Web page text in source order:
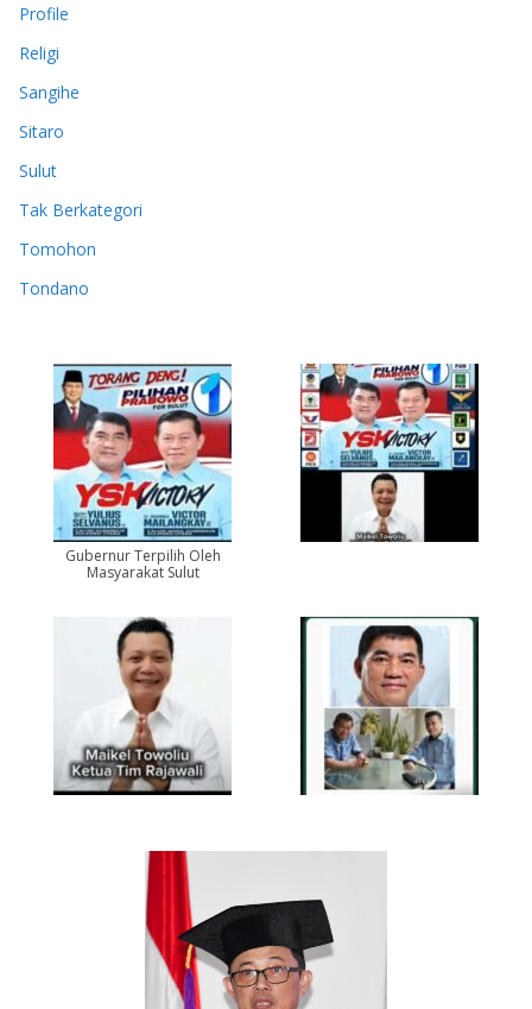
Profile
Religi
Sangihe
Sitaro
Sulut
Tak Berkategori
Tomohon
Tondano
Gubernur Terpilih Oleh
Masyarakat Sulut